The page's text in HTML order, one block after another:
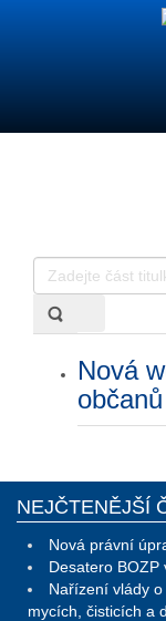
Zadejte
část
titulku
štítku
Nová
NEJČTENĚJŠÍ
Nová právní
Desatero BOZP
Nařízení vlády
mycích, čisticích a